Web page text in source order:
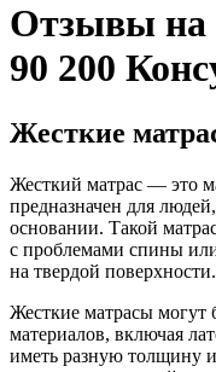
Отзывы на
90 200
Жесткие
Жесткий матрас — это
предназначен для
основании. Такой
с проблемами спины или
на твердой поверхности.
Жесткие матрасы могут
материалов, включая
иметь разную толщину и